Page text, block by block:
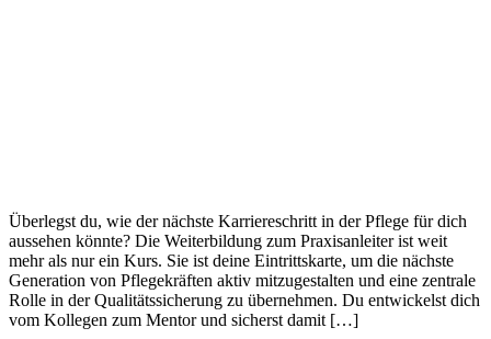
Überlegst du, wie der nächste Karriereschritt in der Pflege für dich
aussehen könnte? Die Weiterbildung zum Praxisanleiter ist weit
mehr als nur ein Kurs. Sie ist deine Eintrittskarte, um die nächste
Generation von Pflegekräften aktiv mitzugestalten und eine zentrale
Rolle in der Qualitätssicherung zu übernehmen. Du entwickelst dich
vom Kollegen zum Mentor und sicherst damit […]